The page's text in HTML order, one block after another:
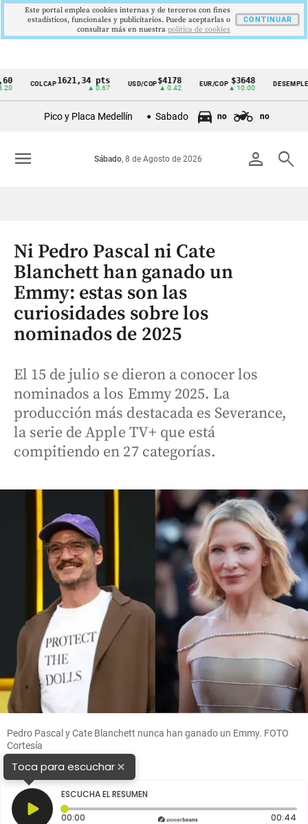
Cintillo
Colombia
COLCAP1621,34 pts USD/COP$4178
▲ 0.42
EUR/COP $3648
▲ 10.00
DESEMPLEO9,9
▼
Pico y Placa Medellín Sabado no no
person search
Sábado, 8 de Agosto de 2026
menu
Ni Pedro Pascal ni Cate
Blanchett han ganado un
Emmy: estas son las
curiosidades sobre los
nominados de 2025
El 15 de julio se dieron a conocer los
nominados a los Emmy 2025. La
producción más destacada es Severance,
la serie de Apple TV+ que está
compitiendo en 27 categorías.
Pedro Pascal y Cate Blanchett nunca han ganado un Emmy. FOTO
Cortesía
Toca para escuchar×
ESCUCHA EL RESUMEN
00:00 Tiempo transcurrido: 0 segundos 00:44
Este portal emplea cookies internas y de terceros con fines
estadísticos, funcionales y publicitarios. Puede aceptarlas o
consultar más en nuestra politica de cookies
CONTINUAR